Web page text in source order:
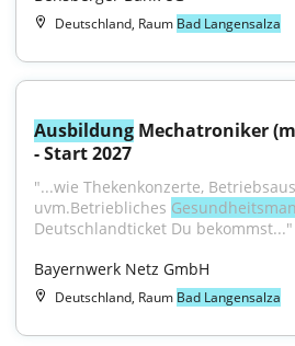
Deutschland, Raum Bad Langensalza
Ausbildung Mechatroniker
- Start 2027
"...wie Thekenkonzerte,
uvm.Betriebliches
Deutschlandticket Du bekommst..."
Bayernwerk Netz GmbH
Deutschland, Raum Bad Langensalza